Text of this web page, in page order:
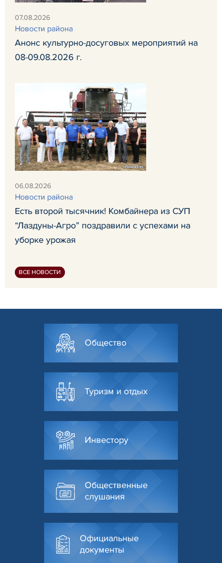
07.08.2026
Новости района
Анонс культурно-досуговых мероприятий на
08-09.08.2026 г.
06.08.2026
Новости района
Есть второй тысячник! Комбайнера из СУП
“Лаздуны-Агро” поздравили с успехами на
уборке урожая
ВСЕ НОВОСТИ
Общество
Туризм и отдых
Инвестору
Общественные
слушания
Официальные
документы